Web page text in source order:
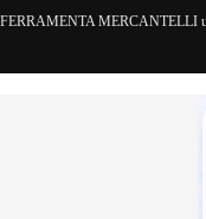
FERRAMENTA MERCANTELLI